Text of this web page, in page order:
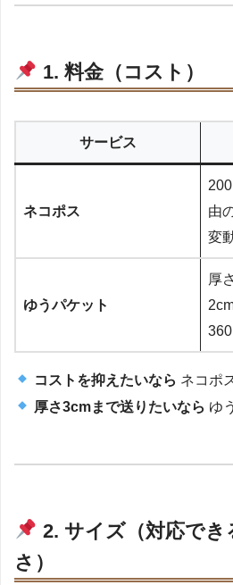
1. 料金（コスト）
サービス
ネコポス
由
変
ゆうパケット
厚
360
コストを抑えたいなら ネコポ
厚さ3cmまで送りたいなら ゆ
2. サイズ（対応でき
さ）